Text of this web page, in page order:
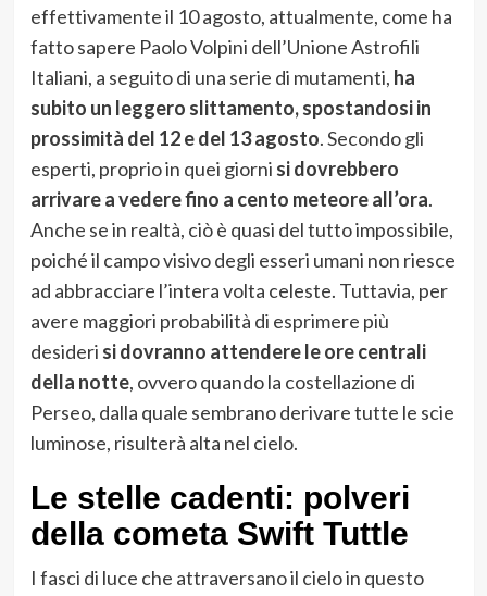
effettivamente il 10 agosto, attualmente, come ha
fatto sapere Paolo Volpini dell’Unione Astrofili
Italiani, a seguito di una serie di mutamenti, ha
subito un leggero slittamento, spostandosi in
prossimità del 12 e del 13 agosto. Secondo gli
esperti, proprio in quei giorni si dovrebbero
arrivare a vedere fino a cento meteore all’ora.
Anche se in realtà, ciò è quasi del tutto impossibile,
poiché il campo visivo degli esseri umani non riesce
ad abbracciare l’intera volta celeste. Tuttavia, per
avere maggiori probabilità di esprimere più
desideri si dovranno attendere le ore centrali
della notte, ovvero quando la costellazione di
Perseo, dalla quale sembrano derivare tutte le scie
luminose, risulterà alta nel cielo.
Le stelle cadenti: polveri
della cometa Swift Tuttle
I fasci di luce che attraversano il cielo in questo